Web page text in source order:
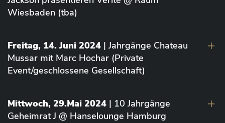
Wiesbaden (tba)
Freitag, 14. Juni 2024 | Jahrgänge Chateau
Mussar mit Marc Hochar (Private
Event/geschlossene Gesellschaft)
Mittwoch, 29.Mai 2024 | 10 Jahrgänge
Geheimrat J @ Hanselounge Hamburg